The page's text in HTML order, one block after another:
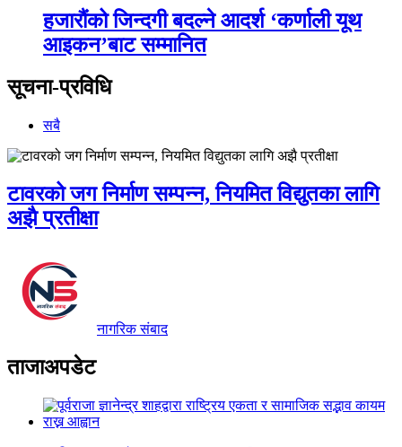
हजारौंको जिन्दगी बदल्ने आदर्श ‘कर्णाली यूथ
आइकन’बाट सम्मानित
सूचना-प्रविधि
सबै
टावरको जग निर्माण सम्पन्न, नियमित विद्युतका लागि
अझै प्रतीक्षा
नागरिक संबाद
ताजाअपडेट